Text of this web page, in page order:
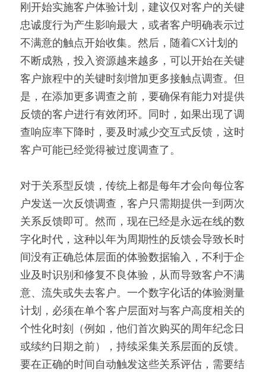
刚开始实施客户体验计划，建议仅对客户的关键
忠诚度行为产生影响最大，或者客户明确表示过
不满意的触点开始收集。然后，随着CX计划的
不断成熟，投入资源越来越多，可以开始在关键
客户旅程中的关键时刻增加更多接触点调查。但
是，在添加更多调查之前，要确保有能力对提供
反馈的客户进行有效闭环。同时，如果出现了调
查响应率下降时，要及时减少交互式反馈，这时
客户可能已经觉得被过度调查了。
对于关系型反馈，传统上都是每年才会向每位客
户发送一次反馈调查，客户只需期提供一到两次
关系反馈即可。然而，现在已经是永远在线的数
字化时代，这种以年为周期性的反馈会导致长时
间没有正确总体层面的体验数据输入，不利于企
业及时识别和修复不良体验，从而导致客户不满
意、流失或失去客户。一个数字化话的体验测量
计划，必须在单个客户层面对与客户高度相关的
个性化时刻（例如，他们首次购买的周年纪念日
或续约日期之前），持续采集关系层面的反馈。
要在正确的时间自动触发这些关系评估，需要结